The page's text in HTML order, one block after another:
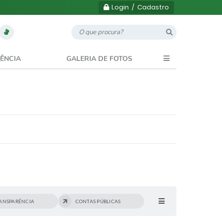
Login / Cadastro
GALERIA DE FOTOS
CONTAS PÚBLICAS